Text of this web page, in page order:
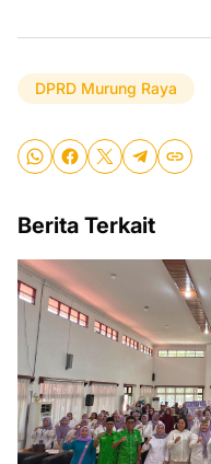
DPRD Murung Raya
Berita Terkait